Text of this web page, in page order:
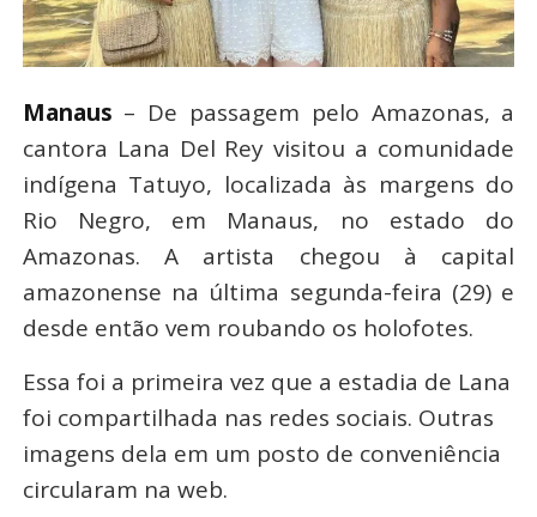
Manaus – De passagem pelo Amazonas, a
cantora Lana Del Rey visitou a comunidade
indígena Tatuyo, localizada às margens do
Rio Negro, em Manaus, no estado do
Amazonas. A artista chegou à capital
amazonense na última segunda-feira (29) e
desde então vem roubando os holofotes.
Essa foi a primeira vez que a estadia de Lana
foi compartilhada nas redes sociais. Outras
imagens dela em um posto de conveniência
circularam na web.